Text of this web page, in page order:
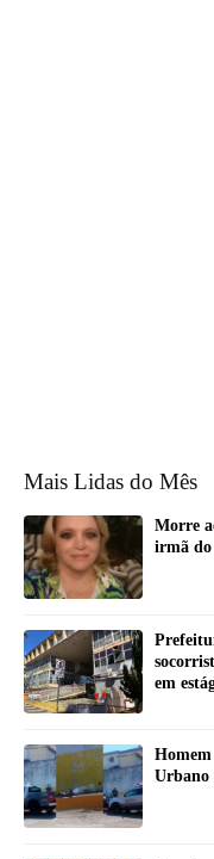
Mais Lidas do Mês
Morre
irmã do
em
Urbano